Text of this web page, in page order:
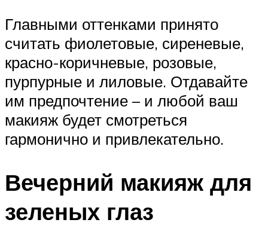
Главными оттенками принято
считать фиолетовые, сиреневые,
красно-коричневые, розовые,
пурпурные и лиловые. Отдавайте
им предпочтение – и любой ваш
макияж будет смотреться
гармонично и привлекательно.
Вечерний макияж для
зеленых глаз